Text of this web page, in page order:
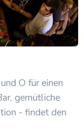
O für einen
gemütliche
- findet den